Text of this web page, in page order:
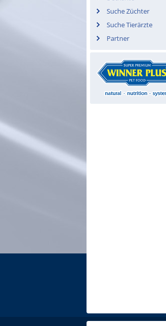
Suche Züchter
Suche Tierärzte
Partner